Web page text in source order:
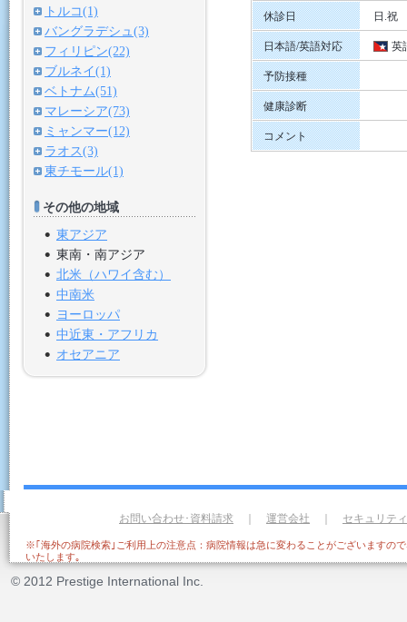
休診日 日.祝
日本語/英語対応 英
予防接種
健康診断
コメント
トルコ(1)
バングラデシュ(3)
フィリピン(22)
ブルネイ(1)
ベトナム(51)
マレーシア(73)
ミャンマー(12)
ラオス(3)
東チモール(1)
その他の地域
東アジア
東南・南アジア
北米（ハワイ含む）
中南米
ヨーロッパ
中近東・アフリカ
オセアニア
※｢海外の病院検索｣ご利用上の注意点：病院情報は急に変わることがございますの
いたします｡
お問い合わせ･資料請求 運営会社 セキュリテ
© 2012 Prestige International Inc.